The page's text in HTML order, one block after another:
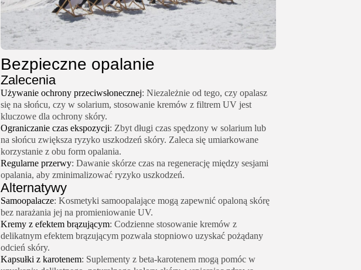
Bezpieczne opalanie
Zalecenia
Używanie ochrony przeciwsłonecznej: Niezależnie od tego, czy opalasz
się na słońcu, czy w solarium, stosowanie kremów z filtrem UV jest
kluczowe dla ochrony skóry.
Ograniczanie czas ekspozycji: Zbyt długi czas spędzony w solarium lub
na słońcu zwiększa ryzyko uszkodzeń skóry. Zaleca się umiarkowane
korzystanie z obu form opalania.
Regularne przerwy: Dawanie skórze czas na regenerację między sesjami
opalania, aby zminimalizować ryzyko uszkodzeń.
Alternatywy
Samoopalacze: Kosmetyki samoopalające mogą zapewnić opaloną skórę
bez narażania jej na promieniowanie UV.
Kremy z efektem brązującym: Codzienne stosowanie kremów z
delikatnym efektem brązującym pozwala stopniowo uzyskać pożądany
odcień skóry.
Kapsułki z karotenem: Suplementy z beta-karotenem mogą pomóc w